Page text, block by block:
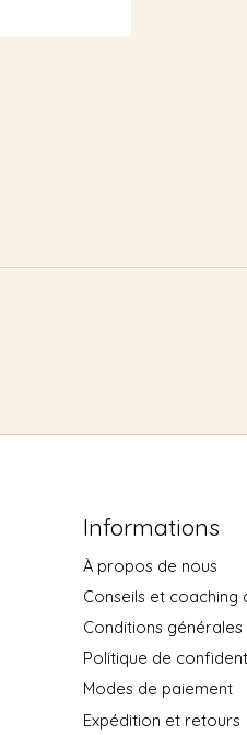
Informations
À propos de nous
Conseils et coaching
Conditions générales
Politique de
Modes de paiement
Expédition et retours